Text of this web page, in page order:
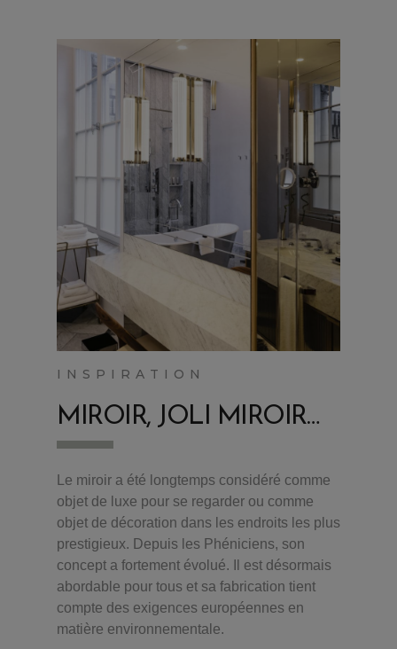
INSPIRATION
MIROIR, JOLI MIROIR…
Le miroir a été longtemps considéré comme
objet de luxe pour se regarder ou comme
objet de décoration dans les endroits les plus
prestigieux. Depuis les Phéniciens, son
concept a fortement évolué. Il est désormais
abordable pour tous et sa fabrication tient
compte des exigences européennes en
matière environnementale.